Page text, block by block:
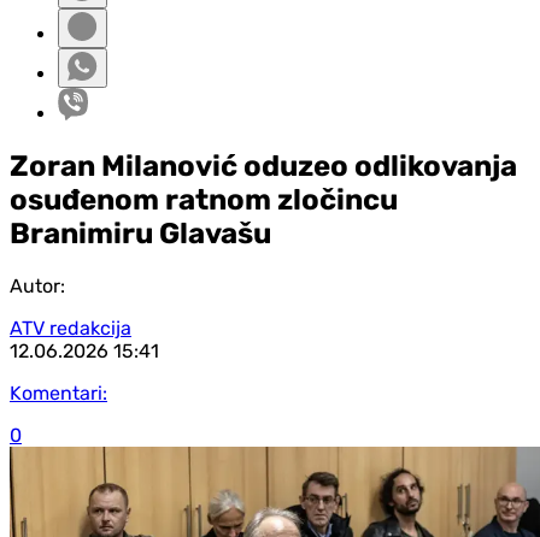
Zoran Milanović oduzeo odlikovanja
osuđenom ratnom zločincu
Branimiru Glavašu
Autor:
ATV redakcija
12.06.2026 15:41
Komentari:
0